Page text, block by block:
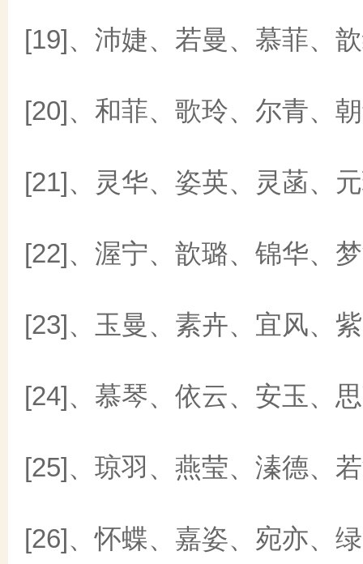
[19]、沛婕、若曼、慕菲、
[20]、和菲、歌玲、尔青、
[21]、灵华、姿英、灵菡、
[22]、渥宁、歆璐、锦华、
[23]、玉曼、素卉、宜风、
[24]、慕琴、依云、安玉、
[25]、琼羽、燕莹、溱德、
[26]、怀蝶、嘉姿、宛亦、